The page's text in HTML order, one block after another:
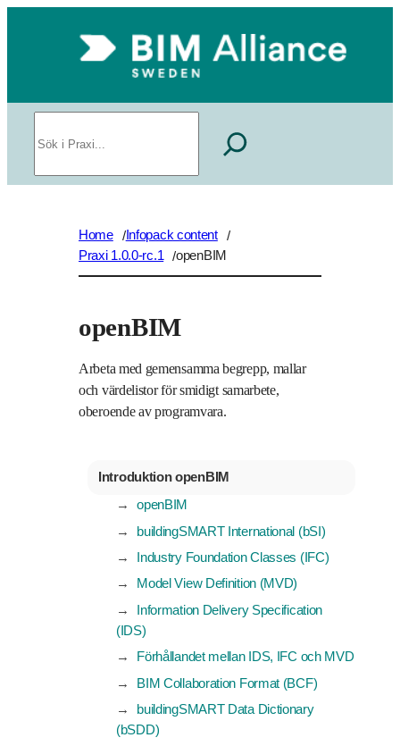
Home /Infopack content
/
Praxi 1.0.0-rc.1
/openBIM
openBIM
Arbeta med gemensamma begrepp, mallar
och värdelistor för smidigt samarbete,
oberoende av programvara.
Introduktion openBIM
openBIM
buildingSMART International (bSI)
Industry Foundation Classes (IFC)
Model View Definition (MVD)
Information Delivery Specification
(IDS)
Förhållandet mellan IDS, IFC och MVD
BIM Collaboration Format (BCF)
buildingSMART Data Dictionary
(bSDD)